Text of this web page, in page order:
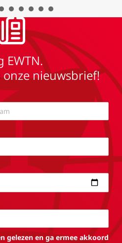
EWTN.
nieuwsbrief!
gelezen en ga ermee akkoord